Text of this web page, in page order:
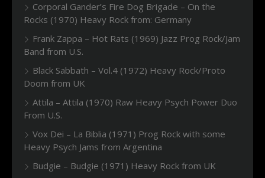
Corporal Gander’s Fire Dog Brigade – On the
Rocks (1970) Heavy Rock from: Germany
Frank Zappa – Hot Rats (1969) Jazz Prog Rock/Jam
Band from U.S.
Black Sabbath – Vol.4 (1972) Heavy Rock/Proto
Doom from UK
Attila – Attila (1970) Raw Heavy Psych Power Duo
From U.S.
Vox Dei – La Biblia (1971) Prog Rock with some
Heavy Psych Jams from Argentina
Budgie – Budgie (1971) Heavy Rock from UK